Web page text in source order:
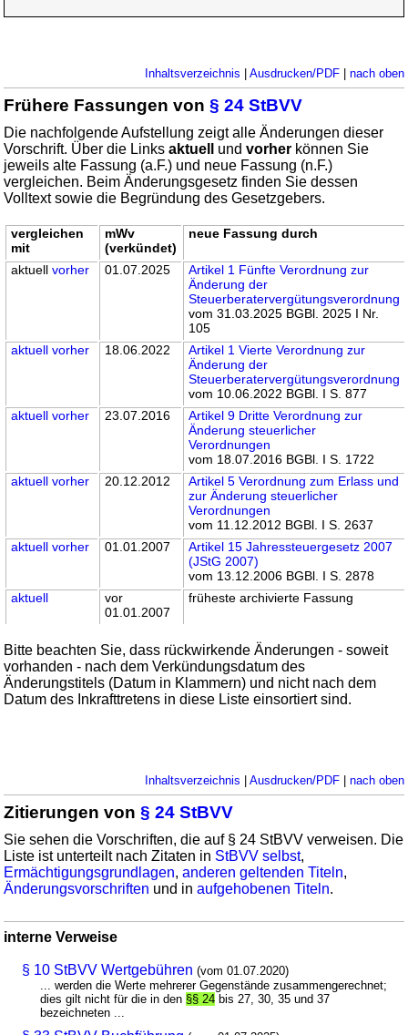
Inhaltsverzeichnis Ausdrucken/PDF| nach oben
Frühere Fassungen von§ 24 StBVV
Die nachfolgende Aufstellung zeigt alle Änderungen dieser
Vorschrift. Über die Linksaktuell undvorher können Sie
jeweils alte Fassung (a.F.) und neue Fassung (n.F.)
vergleichen. Beim Änderungsgesetz finden Sie dessen
Volltext sowie die Begründung des Gesetzgebers.
vergleichen
mit
mWv
(verkündet)
neue Fassung durch
aktuellvorher 01.07.2025
Artikel 1 Fünfte Verordnung zur
Änderung der
Steuerberatervergütungsverordnung
vom 31.03.2025 BGBl. 2025 I Nr.
105
aktuell vorher 18.06.2022
Artikel 1 Vierte Verordnung zur
Änderung der
Steuerberatervergütungsverordnung
vom 10.06.2022 BGBl. I S. 877
aktuell vorher 23.07.2016
Artikel 9 Dritte Verordnung zur
Änderung steuerlicher
Verordnungen
vom 18.07.2016 BGBl. I S. 1722
aktuell vorher 20.12.2012
Artikel 5 Verordnung zum Erlass und
zur Änderung steuerlicher
Verordnungen
vom 11.12.2012 BGBl. I S. 2637
aktuell vorher 01.01.2007
Artikel 15 Jahressteuergesetz 2007
(JStG 2007)
vom 13.12.2006 BGBl. I S. 2878
aktuell
vor
01.01.2007
früheste archivierte Fassung
Bitte beachten Sie, dass rückwirkende Änderungen - soweit
vorhanden - nach dem Verkündungsdatum des
Änderungstitels (Datum in Klammern) und nicht nach dem
Datum des Inkrafttretens in diese Liste einsortiert sind.
Inhaltsverzeichnis Ausdrucken/PDF| nach oben
Zitierungen von§ 24 StBVV
Sie sehen die Vorschriften, die auf § 24 StBVV verweisen. Die
Liste ist unterteilt nach Zitaten in StBVV selbst,
Ermächtigungsgrundlagen,anderen geltenden Titeln,
Änderungsvorschriften und inaufgehobenen Titeln.
interne Verweise
§ 10 StBVV Wertgebühren (vom 01.07.2020)
... werden die Werte mehrerer Gegenstände zusammengerechnet;
dies gilt nicht für die in den §§ 24 bis 27, 30, 35 und 37
bezeichneten ...